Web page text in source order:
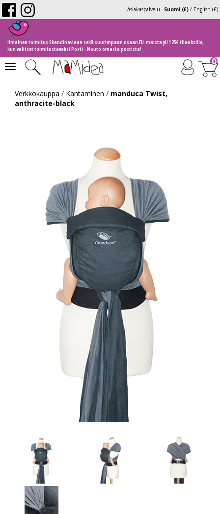
Suomi (€) / English (€)
Asiakaspalvelu
Ilmainen toimitus Skandinaviaan sekä suurimpaan osaan EU-maista yli 125€ tilauksille,
kun valitset toimitustavaksi Posti - Nouto omasta postista!
Toggle
navigation
0
Verkkokauppa / Kantaminen / manduca Twist,
anthracite-black